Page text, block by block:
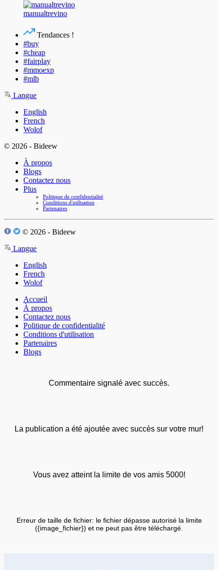
manualtrevino
Tendances !
#buy
#cheap
#fairplay
#mmoexp
#mlb
Langue
English
French
Wolof
© 2026 - Bideew
À propos
Blogs
Contactez nous
Plus
Politique de confidentialité
Conditions d'utilisation
Partenaires
© 2026 - Bideew
Langue
English
French
Wolof
Accueil
À propos
Contactez nous
Politique de confidentialité
Conditions d'utilisation
Partenaires
Blogs
Commentaire signalé avec succès.
La publication a été ajoutée avec succès sur votre mur!
Vous avez atteint la limite de vos amis 5000!
Erreur de taille de fichier: le fichier dépasse autorisé la limite
({image_fichier}) et ne peut pas être téléchargé.